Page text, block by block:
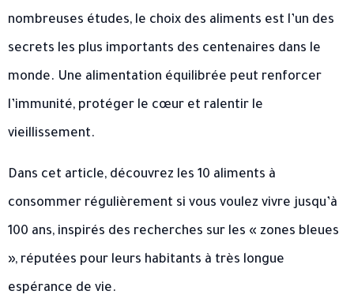
nombreuses études, le choix des aliments est l’un des
secrets les plus importants des centenaires dans le
monde. Une alimentation équilibrée peut renforcer
l’immunité, protéger le cœur et ralentir le
vieillissement.
Dans cet article, découvrez les 10 aliments à
consommer régulièrement si vous voulez vivre jusqu’à
100 ans, inspirés des recherches sur les « zones bleues
», réputées pour leurs habitants à très longue
espérance de vie.